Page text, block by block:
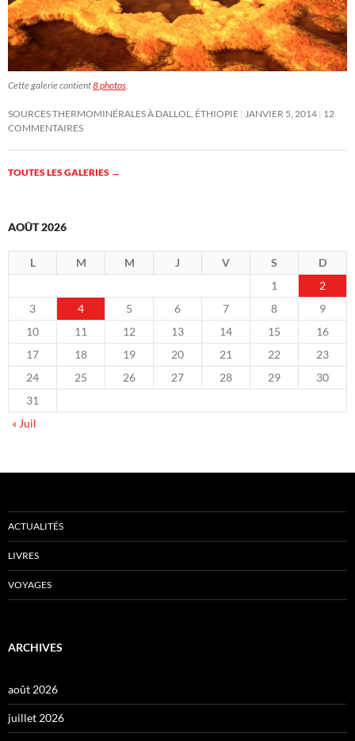
Cette galerie contient8 photos
SOURCES THERMOMINÉRALES À DALLOL, ÉTHIOPIE JANVIER 5, 2014 12
COMMENTAIRES
TOUTES LES GALERIES →
AOÛT 2026
L M M J V S
D
1
2
3
4 5 6 7 8
9
10
11 12 13 14 15
16
17
18 19 20 21 22
23
24
25 26 27 28 29
30
31
« Juil
ACTUALITÉS
LIVRES
VOYAGES
ARCHIVES
août 2026
juillet 2026